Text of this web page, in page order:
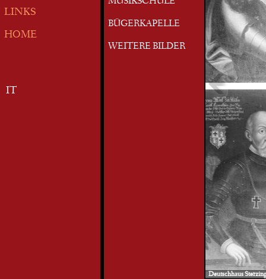
LINKS
HOME
IT
BÜGERKAPELLE
WEITERE BILDER
Deutschhaus